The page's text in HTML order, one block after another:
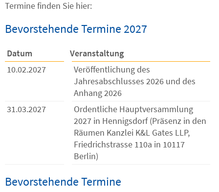
Termine finden Sie hier:
Bevorstehende Termine 2027
Datum
Veranstaltung
10.02.2027
Veröffentlichung des
Jahresabschlusses 2026 und des
Anhang 2026
31.03.2027
Ordentliche Hauptversammlung
2027 in Hennigsdorf (Präsenz in den
Räumen Kanzlei K&L Gates LLP,
Friedrichstrasse 110a in 10117
Berlin)
Bevorstehende Termine